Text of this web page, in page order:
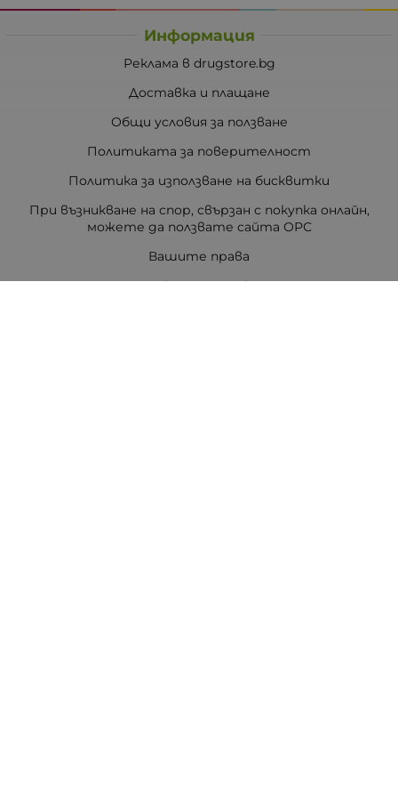
Информация
Реклама в drugstore.bg
Доставка и плащане
Общи условия за ползване
Политиката за поверителност
Политика за използване на бисквитки
При възникване на спор, свързан с покупка онлайн,
можете да ползвате сайта ОРС
Вашите права
Отказ от сделка